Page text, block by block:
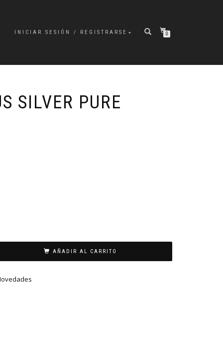
INICIAR SESIÓN / REGISTRARSE 0
SILVER PURE
AÑADIR AL CARRITO